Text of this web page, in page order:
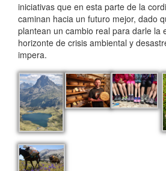
iniciativas que en esta parte de la
caminan hacia un futuro mejor, dado
plantean un cambio real para darle la
horizonte de crisis ambiental y
impera.